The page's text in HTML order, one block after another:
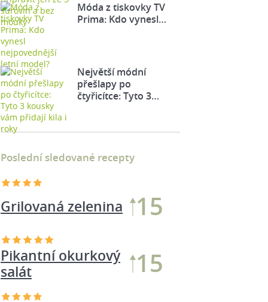
Móda z tiskovky TV
Prima: Kdo vynesl…
Největší módní
přešlapy po
čtyřicítce: Tyto 3…
Poslední sledované recepty
Grilovaná zelenina 13
Pikantní okurkový
salát
14